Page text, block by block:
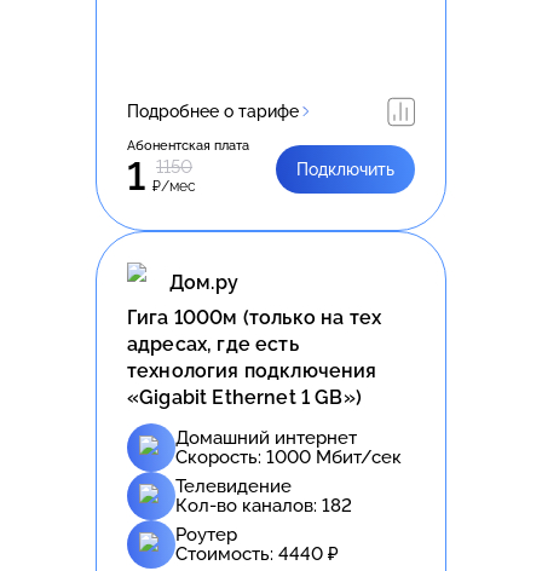
Подробнее о тарифе
Абонентская плата
1 1150
₽/мес
Подключить
Дом.ру
Гига 1000м (только на тех
адресах, где есть
технология подключения
«Gigabit Ethernet 1 GB»)
Домашний интернет
Скорость: 1000 Мбит/сек
Телевидение
Кол-во каналов: 182
Роутер
Стоимость: 4440 ₽